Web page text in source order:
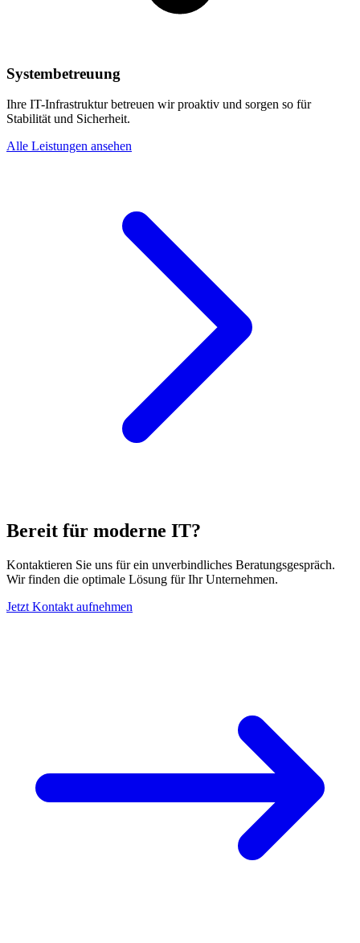
Systembetreuung
Ihre IT-Infrastruktur betreuen wir proaktiv und sorgen so für
Stabilität und Sicherheit.
Alle Leistungen ansehen
Bereit für moderne IT?
Kontaktieren Sie uns für ein unverbindliches Beratungsgespräch.
Wir finden die optimale Lösung für Ihr Unternehmen.
Jetzt Kontakt aufnehmen